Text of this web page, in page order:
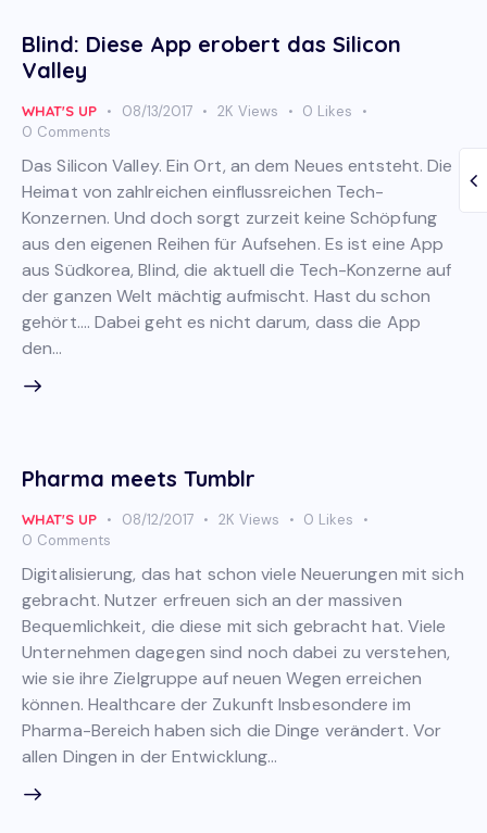
Blind: Diese App erobert das Silicon
Valley
WHAT'S UP 08/13/2017 2K Views 0 Likes
0 Comments
Das Silicon Valley. Ein Ort, an dem Neues entsteht. Die
Heimat von zahlreichen einflussreichen Tech-
Konzernen. Und doch sorgt zurzeit keine Schöpfung
aus den eigenen Reihen für Aufsehen. Es ist eine App
aus Südkorea, Blind, die aktuell die Tech-Konzerne auf
der ganzen Welt mächtig aufmischt. Hast du schon
gehört…. Dabei geht es nicht darum, dass die App
den…
Pharma meets Tumblr
WHAT'S UP 08/12/2017 2K Views 0 Likes
0 Comments
Digitalisierung, das hat schon viele Neuerungen mit sich
gebracht. Nutzer erfreuen sich an der massiven
Bequemlichkeit, die diese mit sich gebracht hat. Viele
Unternehmen dagegen sind noch dabei zu verstehen,
wie sie ihre Zielgruppe auf neuen Wegen erreichen
können. Healthcare der Zukunft Insbesondere im
Pharma-Bereich haben sich die Dinge verändert. Vor
allen Dingen in der Entwicklung…